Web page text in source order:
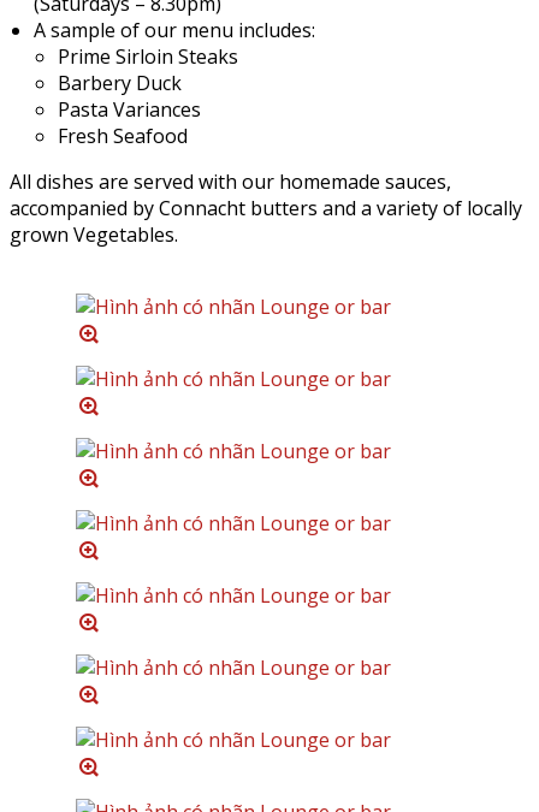
A sample of our menu includes:
Prime Sirloin Steaks
Barbery Duck
Pasta Variances
Fresh Seafood
All dishes are served with our homemade sauces,
accompanied by Connacht butters and a variety of locally
grown Vegetables.